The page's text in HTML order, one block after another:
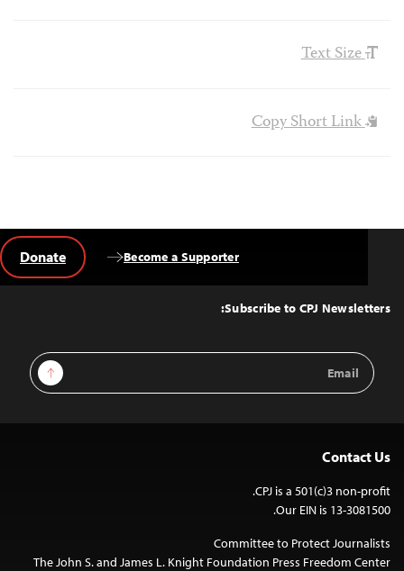
Text Size
Copy Short Link
Top
Subscribe to CPJ Newsletters:
Email
Address
Sign Up
Become a Supporter
Donate
Contact Us
CPJ is a 501(c)3 non-profit.
Our EIN is 13-3081500.
Committee to Protect Journalists
The John S. and James L. Knight Foundation Press Freedom Center